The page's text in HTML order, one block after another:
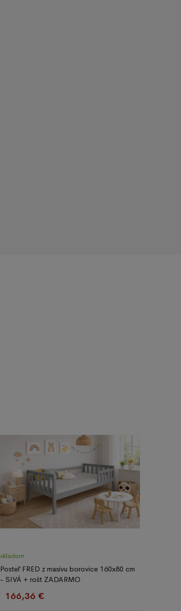
skladom
Posteľ FRED z masívu borovice 160x80 cm
- SIVÁ + rošt ZADARMO
166,36 €